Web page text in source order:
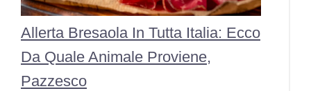
Allerta Bresaola In Tutta Italia: Ecco
Da Quale Animale Proviene,
Pazzesco